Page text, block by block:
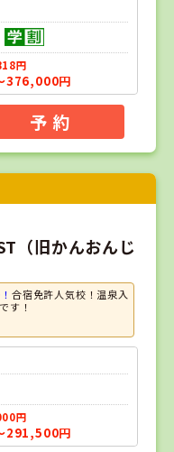
円
376,000円
予 約
（旧かんおんじ
合宿免許人気校！温泉入
す！
円
291,500円